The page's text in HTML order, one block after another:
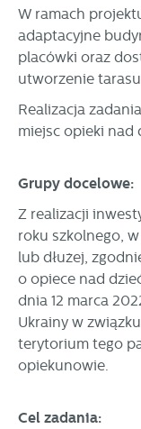
W ramach
adaptacyjne
placówki oraz
utworzenie
Realizacja
miejsc opieki nad
Grupy docelowe:
Z realizacji
roku szkolnego,
lub dłużej,
o opiece nad
dnia 12 marca
Ukrainy w
terytorium tego
opiekunowie.
Cel zadania: